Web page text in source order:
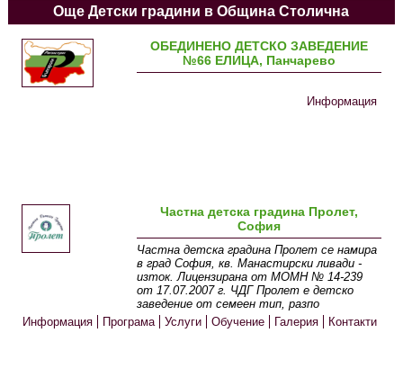
Още Детски градини в Община Столична
ОБЕДИНЕНО ДЕТСКО ЗАВЕДЕНИЕ
№66 ЕЛИЦА, Панчарево
Информация
Частна детска градина Пролет,
София
Частна детска градина Пролет се намира
в град София, кв. Манастирски ливади -
изток. Лицензирана от МОМН № 14-239
от 17.07.2007 г. ЧДГ Пролет е детско
заведение от семеен тип, разпо
Информация
Програма Услуги Обучение Галерия Контакти